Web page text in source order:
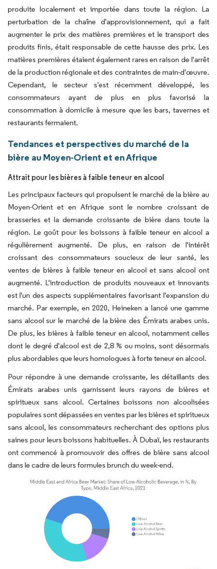
produite localement et importée dans toute la région. La
perturbation de la chaîne d'approvisionnement, qui a fait
augmenter le prix des matières premières et le transport des
produits finis, était responsable de cette hausse des prix. Les
matières premières étaient également rares en raison de l'arrêt
de la production régionale et des contraintes de main-d'œuvre.
Cependant, le secteur s'est récemment développé, les
consommateurs ayant de plus en plus favorisé la
consommation à domicile à mesure que les bars, tavernes et
restaurants fermaient.
Tendances et perspectives du marché de la
bière au Moyen-Orient et en Afrique
Attrait pour les bières à faible teneur en alcool
Les principaux facteurs qui propulsent le marché de la bière au
Moyen-Orient et en Afrique sont le nombre croissant de
brasseries et la demande croissante de bière dans toute la
région. Le goût pour les boissons à faible teneur en alcool a
régulièrement augmenté. De plus, en raison de l'intérêt
croissant des consommateurs soucieux de leur santé, les
ventes de bières à faible teneur en alcool et sans alcool ont
augmenté. L'introduction de produits nouveaux et innovants
est l'un des aspects supplémentaires favorisant l'expansion du
marché. Par exemple, en 2020, Heineken a lancé une gamme
sans alcool sur le marché de la bière des Émirats arabes unis.
De plus, les bières à faible teneur en alcool, notamment celles
dont le degré d'alcool est de 2,8 % ou moins, sont désormais
plus abordables que leurs homologues à forte teneur en alcool.
Pour répondre à une demande croissante, les détaillants des
Émirats arabes unis garnissent leurs rayons de bières et
spiritueux sans alcool. Certaines boissons non alcoolisées
populaires sont dépassées en ventes par les bières et spiritueux
sans alcool, les consommateurs recherchant des options plus
saines pour leurs boissons habituelles. À Dubaï, les restaurants
ont commencé à promouvoir des offres de bière sans alcool
dans le cadre de leurs formules brunch du week-end.